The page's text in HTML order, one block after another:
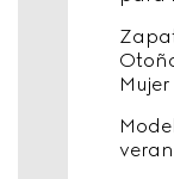
Mujer